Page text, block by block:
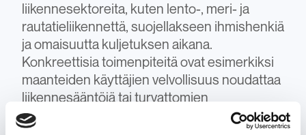
liikennesektoreita, kuten lento-, meri- ja
rautatieliikennettä, suojellakseen ihmishenkiä
ja omaisuutta kuljetuksen aikana.
Konkreettisia toimenpiteitä ovat esimerkiksi
maanteiden käyttäjien velvollisuus noudattaa
liikennesääntöjä tai turvattomien
lentoyhtiöiden toiminnan estäminen